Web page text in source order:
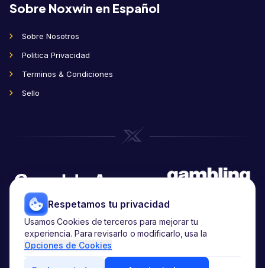
Sobre Noxwin en Español
Sobre Nosotros
Politica Privacidad
Terminos & Condiciones
Sello
Copyright2026© noxwin.com.
Todos los derechos reservados.
Respetamos tu privacidad
Usamos Cookies de terceros para mejorar tu
experiencia. Para revisarlo o modificarlo, usa la
Opciones de Cookies